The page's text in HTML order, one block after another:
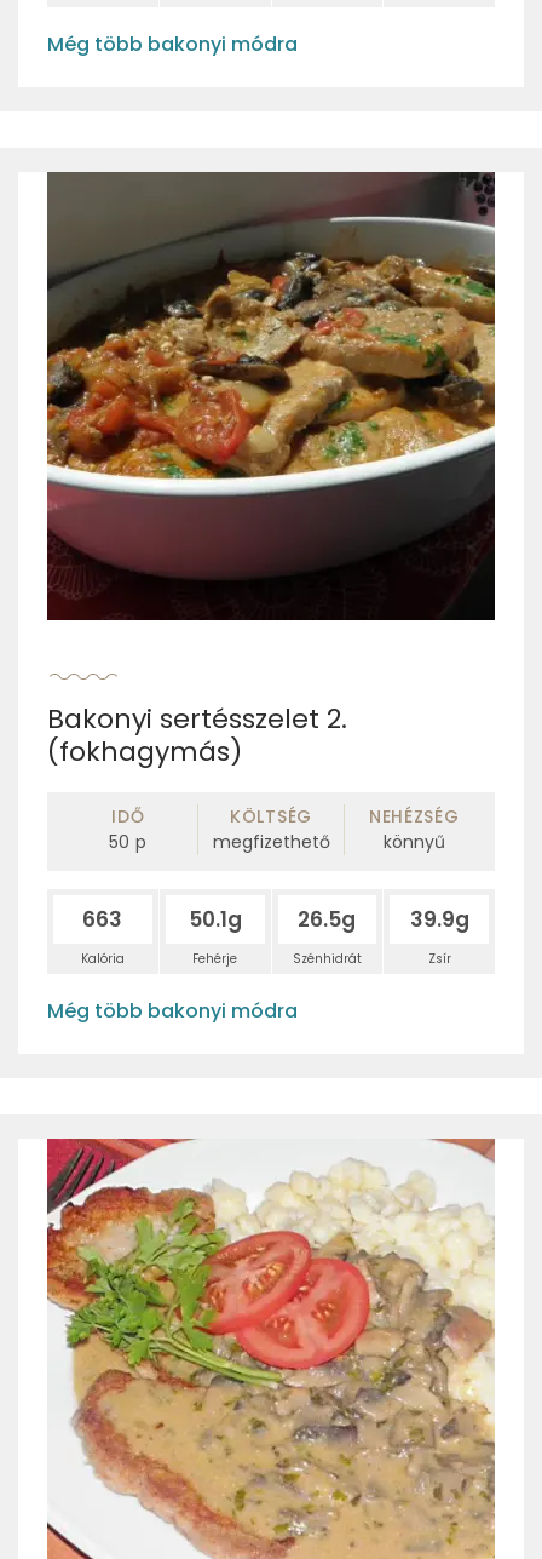
Még több bakonyi módra
Bakonyi sertésszelet 2.
(fokhagymás)
IDŐ
50 p
KÖLTSÉG
megfizethető
NEHÉZSÉG
könnyű
663
Kalória
50.1g
Fehérje
26.5g
Szénhidrát
39.9g
Zsír
Még több bakonyi módra